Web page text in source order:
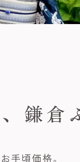
鎌倉
手頃価格。